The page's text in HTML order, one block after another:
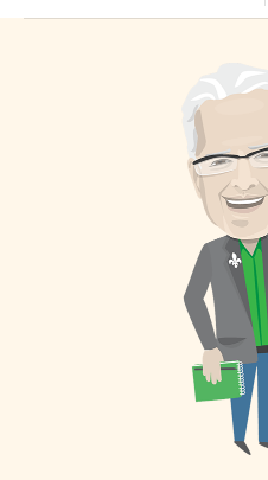
articles bardés des notes
mentales issues de mon intense
exploration. Voici d’ailleurs un
montage de photos sur clip
(une semaine en 2 min 40) pour